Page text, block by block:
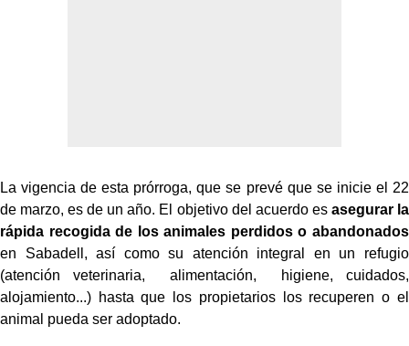
La vigencia de esta prórroga, que se prevé que se inicie el 22
de marzo, es de un año. El objetivo del acuerdo es asegurar la
rápida recogida de los animales perdidos o abandonados
en Sabadell, así como su atención integral en un refugio
(atención veterinaria, alimentación, higiene, cuidados,
alojamiento...) hasta que los propietarios los recuperen o el
animal pueda ser adoptado.